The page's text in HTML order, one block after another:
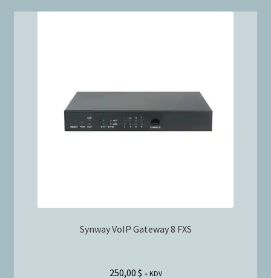
Synway VoIP Gateway 8 FXS
250,00 $ + KDV